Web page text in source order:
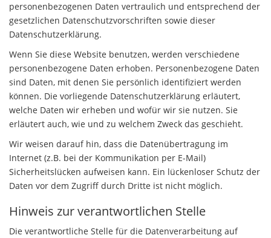
personenbezogenen Daten vertraulich und entsprechend der
gesetzlichen Datenschutzvorschriften sowie dieser
Datenschutzerklärung.
Wenn Sie diese Website benutzen, werden verschiedene
personenbezogene Daten erhoben. Personenbezogene Daten
sind Daten, mit denen Sie persönlich identifiziert werden
können. Die vorliegende Datenschutzerklärung erläutert,
welche Daten wir erheben und wofür wir sie nutzen. Sie
erläutert auch, wie und zu welchem Zweck das geschieht.
Wir weisen darauf hin, dass die Datenübertragung im
Internet (z.B. bei der Kommunikation per E-Mail)
Sicherheitslücken aufweisen kann. Ein lückenloser Schutz der
Daten vor dem Zugriff durch Dritte ist nicht möglich.
Hinweis zur verantwortlichen Stelle
Die verantwortliche Stelle für die Datenverarbeitung auf